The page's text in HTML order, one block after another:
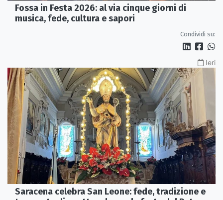
Fossa in Festa 2026: al via cinque giorni di
musica, fede, cultura e sapori
Condividi su:
Ieri
Saracena celebra San Leone: fede, tradizione e